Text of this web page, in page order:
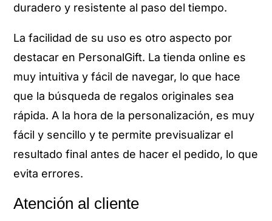
duradero y resistente al paso del tiempo.
La facilidad de su uso es otro aspecto por
destacar en PersonalGift. La tienda online es
muy intuitiva y fácil de navegar, lo que hace
que la búsqueda de regalos originales sea
rápida. A la hora de la personalización, es muy
fácil y sencillo y te permite previsualizar el
resultado final antes de hacer el pedido, lo que
evita errores.
Atención al cliente